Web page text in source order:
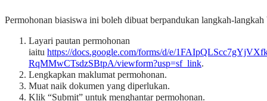
Permohonan biasiswa ini boleh dibuat berpandukan langkah-
Layari pautan permohonan
iaitu https://docs.google.com/forms/d/e/
RqMMwCTsdzSBtpA/viewform?usp=sf_link.
Lengkapkan maklumat permohonan.
Muat naik dokumen yang diperlukan.
Klik “Submit” untuk menghantar permohonan.